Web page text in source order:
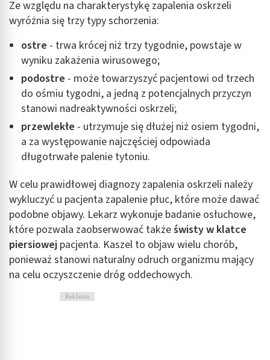
Ze względu na charakterystykę zapalenia oskrzeli
wyróżnia się trzy typy schorzenia:
ostre - trwa krócej niż trzy tygodnie, powstaje w
wyniku zakażenia wirusowego;
podostre - może towarzyszyć pacjentowi od trzech
do ośmiu tygodni, a jedną z potencjalnych przyczyn
stanowi nadreaktywności oskrzeli;
przewlekłe - utrzymuje się dłużej niż osiem tygodni,
a za występowanie najczęściej odpowiada
długotrwałe palenie tytoniu.
W celu prawidłowej diagnozy zapalenia oskrzeli należy
wykluczyć u pacjenta zapalenie płuc, które może dawać
podobne objawy. Lekarz wykonuje badanie osłuchowe,
które pozwala zaobserwować takżeświsty w klatce
piersiowej pacjenta. Kaszel to objaw wielu chorób,
ponieważ stanowi naturalny odruch organizmu mający
na celu oczyszczenie dróg oddechowych.
Reklama